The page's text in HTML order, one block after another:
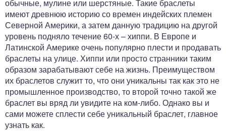
обычные, мулине или шерстяные. Такие браслеты
имеют древнюю историю со времен индейских племен
Северной Америки, а затем данную традицию на другой
уровень подняло течение 60-х – хиппи. В Европе и
Латинской Америке очень популярно плести и продавать
браслеты на улице. Хиппи или просто странники таким
образом зарабатывают себе на жизнь. Преимуществом
их браслетов служит то, что они уникальны так как это не
промышленное производство, то второй точно такой же
браслет вы вряд ли увидите на ком-либо. Однако вы и
сами можете сплести себе уникальный браслет, главное
узнать как.